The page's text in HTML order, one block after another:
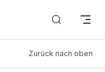
Zurück nach oben